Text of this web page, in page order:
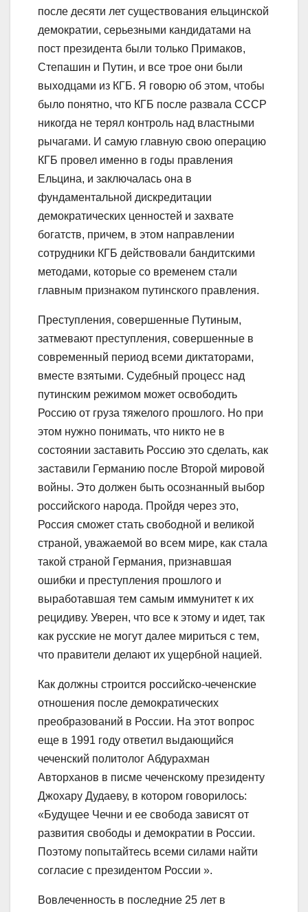
после десяти лет существования ельцинской
демократии, серьезными кандидатами на
пост президента были только Примаков,
Степашин и Путин, и все трое они были
выходцами из КГБ. Я говорю об этом, чтобы
было понятно, что КГБ после развала СССР
никогда не терял контроль над властными
рычагами. И самую главную свою операцию
КГБ провел именно в годы правления
Ельцина, и заключалась она в
фундаментальной дискредитации
демократических ценностей и захвате
богатств, причем, в этом направлении
сотрудники КГБ действовали бандитскими
методами, которые со временем стали
главным признаком путинского правления.
Преступления, совершенные Путиным,
затмевают преступления, совершенные в
современный период всеми диктаторами,
вместе взятыми. Судебный процесс над
путинским режимом может освободить
Россию от груза тяжелого прошлого. Но при
этом нужно понимать, что никто не в
состоянии заставить Россию это сделать, как
заставили Германию после Второй мировой
войны. Это должен быть осознанный выбор
российского народа. Пройдя через это,
Россия сможет стать свободной и великой
страной, уважаемой во всем мире, как стала
такой страной Германия, признавшая
ошибки и преступления прошлого и
выработавшая тем самым иммунитет к их
рецидиву. Уверен, что все к этому и идет, так
как русские не могут далее мириться с тем,
что правители делают их ущербной нацией.
Как должны строится российско-чеченские
отношения после демократических
преобразований в России. На этот вопрос
еще в 1991 году ответил выдающийся
чеченский политолог Абдурахман
Авторханов в писмe чеченскому президенту
Джохару Дудаеву, в котором говорилось:
«Будущее Чечни и ее свобода зависят от
развития свободы и демократии в России.
Поэтому попытайтесь всеми силами найти
согласие с президентом России ».
Вовлеченность в последние 25 лет в